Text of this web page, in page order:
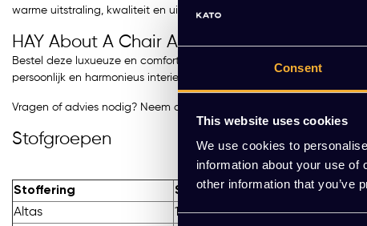
Consent
This website uses cookies
We use cookies to
information about your use of
other information that you’ve
warme uitstraling, kwaliteit en uitnodigend zitcomfort is de AAC 23
HAY About A Chair AAC 23 Soft kopen?
Bestel deze luxueuze en comfortabele designstoel eenvoudig
persoonlijk en harmonieus interieur.
Vragen of advies nodig? Neem contact op via de WhatsApp‑button
Stofgroepen
Stoffering Stopgroep Stoffering
Altas
1 Autumn